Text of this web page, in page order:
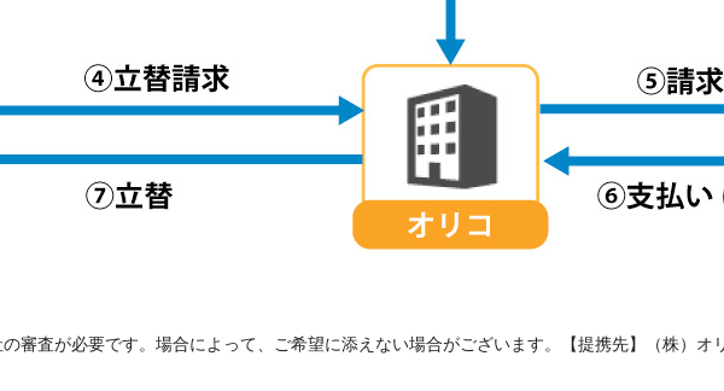
審査が必要です。場合によって、ご希望に添えない場合がございます。【提携先】（株）オ